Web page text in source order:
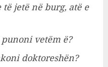
të jetë në burg, atë e
vetëm ë?
doktoreshën?